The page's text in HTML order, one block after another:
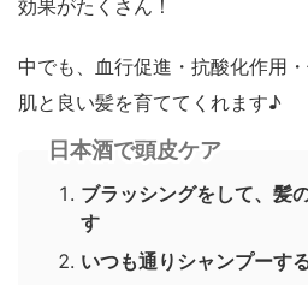
効果がたくさん！
中でも、血行促進・抗酸化作用
肌と良い髪を育ててくれます♪
日本酒で頭皮ケア
ブラッシングをして、髪
す
いつも通りシャンプーす